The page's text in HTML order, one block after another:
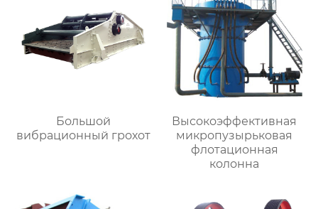
Большой
вибрационный грохот
Высокоэффективная
микропузырьковая
флотационная
колонна